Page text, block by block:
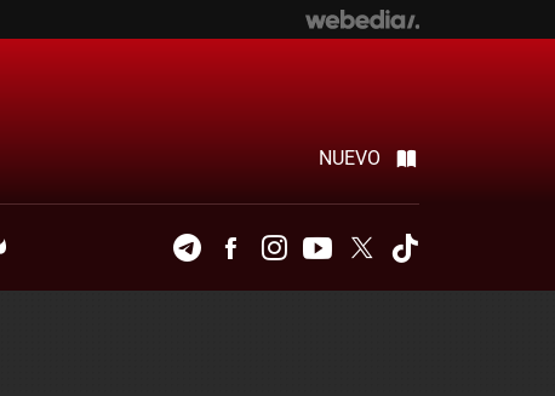
NUEVO
TelegramFacebookInstagramYoutubeTwitter